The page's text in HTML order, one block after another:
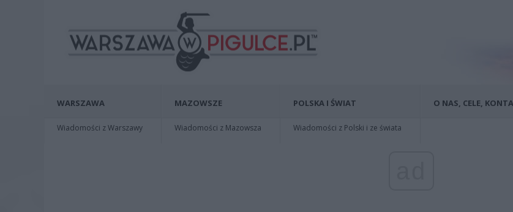
WARSZAWA
Wiadomości z Warszawy
MAZOWSZE
Wiadomości z Mazowsza
POLSKA I ŚWIAT
Wiadomości z Polski i ze świata
O NAS, CELE,